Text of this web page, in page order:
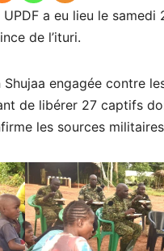
UPDF a eu lieu le
de l’ituri.
Shujaa engagée contre
de libérer 27 captifs
les sources